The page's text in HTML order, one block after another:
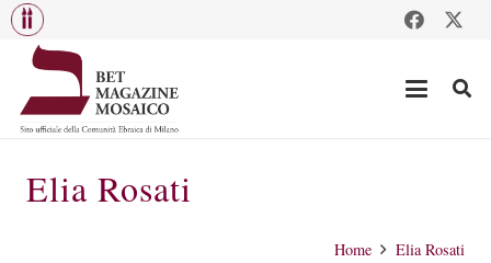
Elia Rosati
Home Elia Rosati